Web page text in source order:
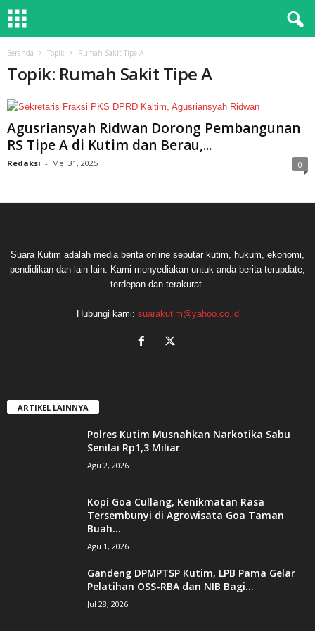
Beranda Topik Rumah Sakit Tipe A
Topik: Rumah Sakit Tipe A
Agusriansyah Ridwan Dorong Pembangunan
RS Tipe A di Kutim dan Berau,...
Redaksi - Mei 31, 2025 0
Suara Kutim adalah media berita online seputar kutim, hukum, ekonomi,
pendidikan dan lain-lain. Kami menyediakan untuk anda berita terupdate,
terdepan dan terakurat.
Hubungi kami: suarakutim@yahoo.co.id
ARTIKEL LAINNYA
Polres Kutim Musnahkan Narkotika Sabu
Senilai Rp1,3 Miliar
Agu 2, 2026
Kopi Goa Cullang, Kenikmatan Rasa
Tersembunyi di Agrowisata Goa Taman
Buah...
Agu 1, 2026
Gandeng DPMPTSP Kutim, LPB Pama Gelar
Pelatihan OSS-RBA dan NIB Bagi...
Jul 28, 2026